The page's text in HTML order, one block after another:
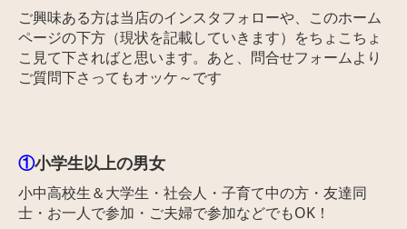
ご興味ある方は当店のインスタフォローや、このホーム
ページの下方（現状を記載していきます）をちょこちょ
こ見て下さればと思います。あと、問合せフォームより
ご質問下さってもオッケ～です
①小学生以上の男女
小中高校生＆大学生・社会人・子育て中の方・友達同
士・お一人で参加・ご夫婦で参加などでもOK！